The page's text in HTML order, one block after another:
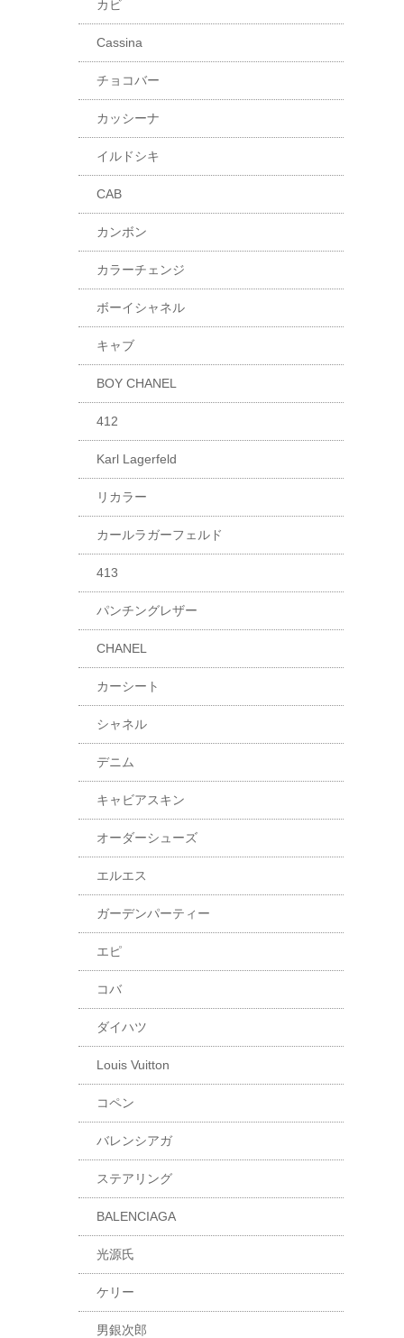
カビ
Cassina
チョコバー
カッシーナ
イルドシキ
CAB
カンボン
カラーチェンジ
ボーイシャネル
キャブ
BOY CHANEL
412
Karl Lagerfeld
リカラー
カールラガーフェルド
413
パンチングレザー
CHANEL
カーシート
シャネル
デニム
キャビアスキン
オーダーシューズ
エルエス
ガーデンパーティー
エピ
コバ
ダイハツ
Louis Vuitton
コペン
バレンシアガ
ステアリング
BALENCIAGA
光源氏
ケリー
男銀次郎